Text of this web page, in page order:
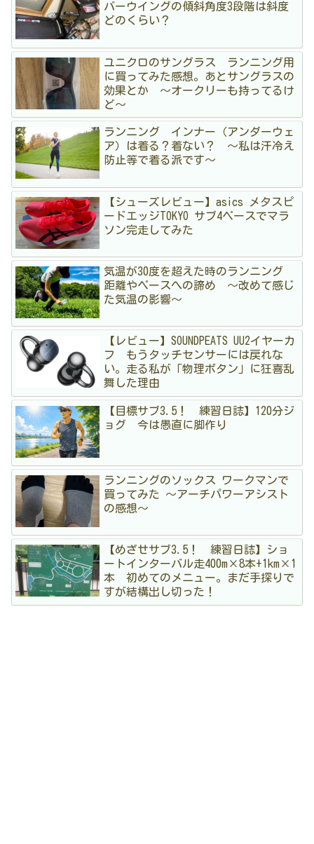
バーウイングの傾斜角度3段階は斜度
どのくらい？
ユニクロのサングラス ランニング用
に買ってみた感想。あとサングラスの
効果とか 〜オークリーも持ってるけ
ど〜
ランニング インナー（アンダーウェ
ア）は着る？着ない？ 〜私は汗冷え
防止等で着る派です〜
【シューズレビュー】asics メタスピ
ードエッジTOKYO サブ4ペースでマラ
ソン完走してみた
気温が30度を超えた時のランニング
距離やペースへの諦め 〜改めて感じ
た気温の影響〜
【レビュー】SOUNDPEATS UU2イヤーカ
フ もうタッチセンサーには戻れな
い。走る私が「物理ボタン」に狂喜乱
舞した理由
【目標サブ3.5！ 練習日誌】120分ジ
ョグ 今は愚直に脚作り
ランニングのソックス ワークマンで
買ってみた 〜アーチパワーアシスト
の感想〜
【めざせサブ3.5！ 練習日誌】ショ
ートインターバル走400m×8本+1km×1
本 初めてのメニュー。まだ手探りで
すが結構出し切った！